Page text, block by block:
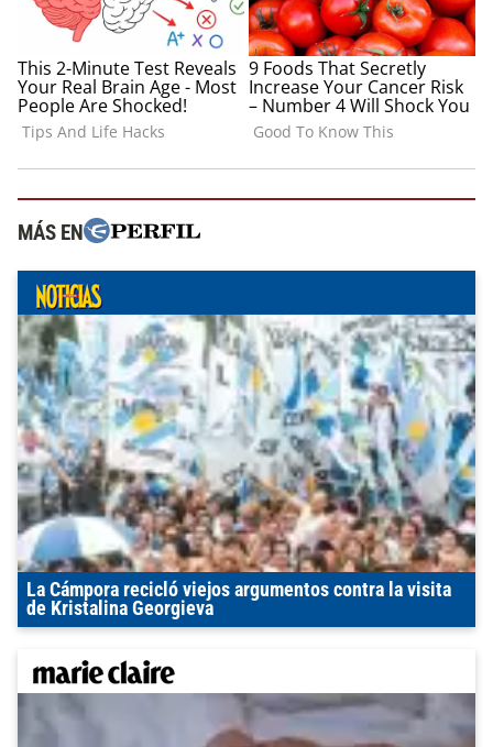
MÁS EN
La Cámpora recicló viejos argumentos contra la visita
de Kristalina Georgieva